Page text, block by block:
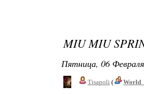
MIU MIU
Пятница, 06
Tisapoli (